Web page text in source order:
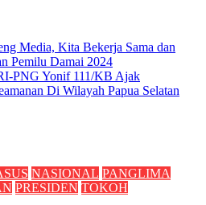
Media, Kita Bekerja Sama dan
Pemilu Damai 2024
PNG Yonif 111/KB Ajak
Di Wilayah Papua Selatan
NASIONAL PANGLIMA
PRESIDEN TOKOH